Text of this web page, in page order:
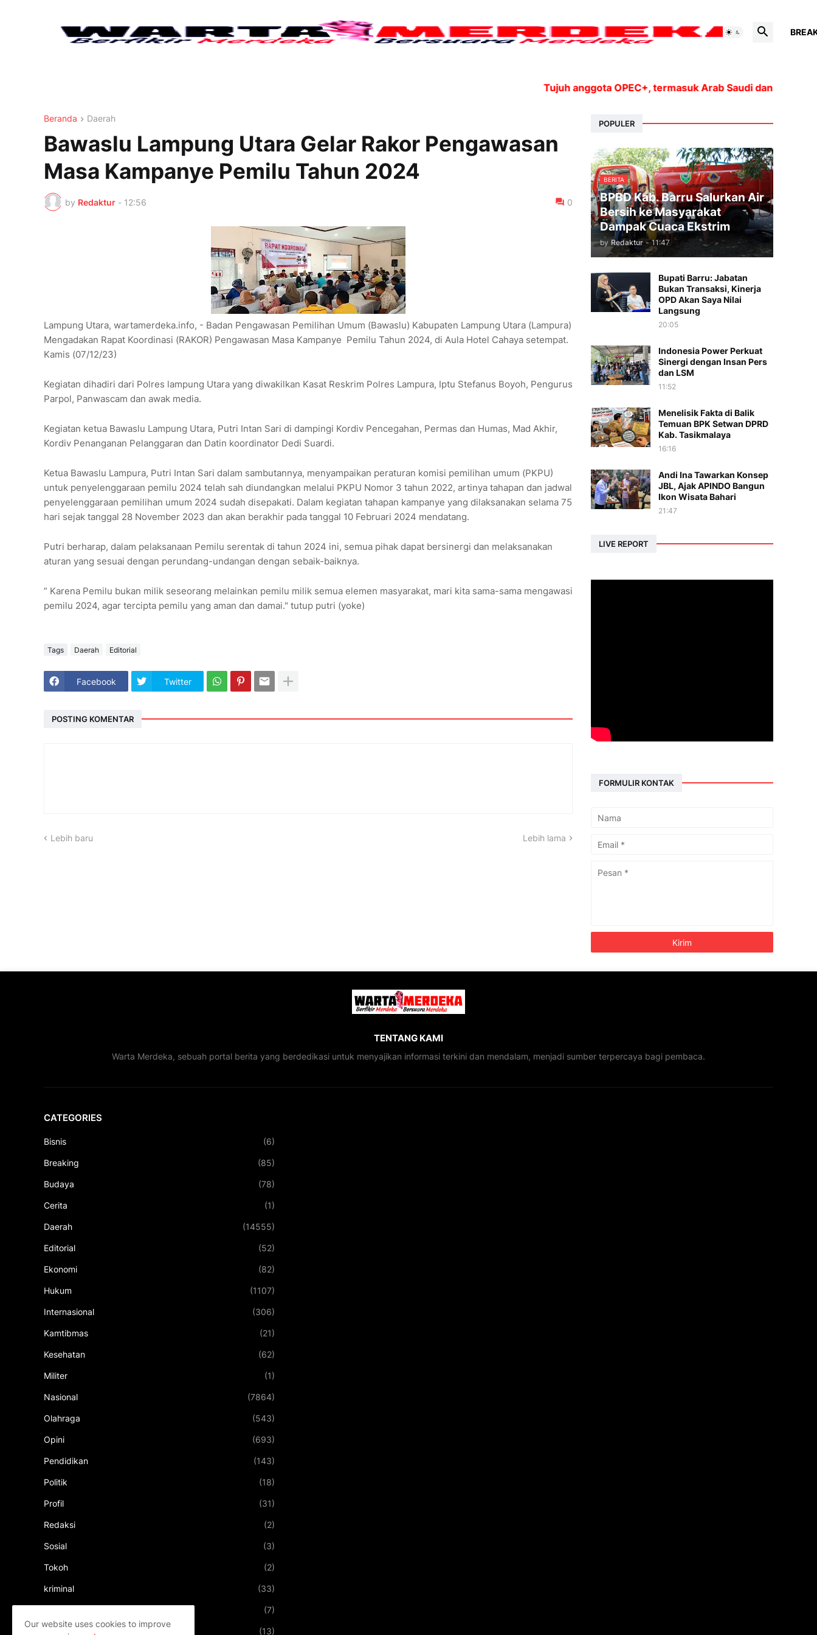
Tujuh anggota OPEC+, termasuk Arab Saudi dan Rusia,
Beranda Daerah
Bawaslu Lampung Utara Gelar Rakor Pengawasan
Masa Kampanye Pemilu Tahun 2024
by Redaktur - 12:56 0
Lampung Utara, wartamerdeka.info, - Badan Pengawasan Pemilihan Umum (Bawaslu) Kabupaten Lampung Utara (Lampura)
Mengadakan Rapat Koordinasi (RAKOR) Pengawasan Masa Kampanye Pemilu Tahun 2024, di Aula Hotel Cahaya setempat.
Kamis (07/12/23)
Kegiatan dihadiri dari Polres lampung Utara yang diwakilkan Kasat Reskrim Polres Lampura, Iptu Stefanus Boyoh, Pengurus
Parpol, Panwascam dan awak media.
Kegiatan ketua Bawaslu Lampung Utara, Putri Intan Sari di dampingi Kordiv Pencegahan, Permas dan Humas, Mad Akhir,
Kordiv Penanganan Pelanggaran dan Datin koordinator Dedi Suardi.
Ketua Bawaslu Lampura, Putri Intan Sari dalam sambutannya, menyampaikan peraturan komisi pemilihan umum (PKPU)
untuk penyelenggaraan pemilu 2024 telah sah diundangkan melalui PKPU Nomor 3 tahun 2022, artinya tahapan dan jadwal
penyelenggaraan pemilihan umum 2024 sudah disepakati. Dalam kegiatan tahapan kampanye yang dilaksanakan selama 75
hari sejak tanggal 28 November 2023 dan akan berakhir pada tanggal 10 Februari 2024 mendatang.
Putri berharap, dalam pelaksanaan Pemilu serentak di tahun 2024 ini, semua pihak dapat bersinergi dan melaksanakan
aturan yang sesuai dengan perundang-undangan dengan sebaik-baiknya.
” Karena Pemilu bukan milik seseorang melainkan pemilu milik semua elemen masyarakat, mari kita sama-sama mengawasi
pemilu 2024, agar tercipta pemilu yang aman dan damai." tutup putri (yoke)
Tags Daerah Editorial
Facebook Twitter
POSTING KOMENTAR
Lebih baru Lebih lama
POPULER
BERITA
BPBD Kab. Barru Salurkan Air
Bersih ke Masyarakat
Dampak Cuaca Ekstrim
by Redaktur - 11:47
Bupati Barru: Jabatan
Bukan Transaksi, Kinerja
OPD Akan Saya Nilai
Langsung
20:05
Indonesia Power Perkuat
Sinergi dengan Insan Pers
dan LSM
11:52
Menelisik Fakta di Balik
Temuan BPK Setwan DPRD
Kab. Tasikmalaya
16:16
Andi Ina Tawarkan Konsep
JBL, Ajak APINDO Bangun
Ikon Wisata Bahari
21:47
LIVE REPORT
FORMULIR KONTAK
TENTANG KAMI
Warta Merdeka, sebuah portal berita yang berdedikasi untuk menyajikan informasi terkini dan mendalam, menjadi sumber terpercaya bagi pembaca.
CATEGORIES
Bisnis (6)
Breaking (85)
Budaya (78)
Cerita (1)
Daerah (14555)
Editorial (52)
Ekonomi (82)
Hukum (1107)
Internasional (306)
Kamtibmas (21)
Kesehatan (62)
Militer (1)
Nasional (7864)
Olahraga (543)
Opini (693)
Pendidikan (143)
Politik (18)
Profil (31)
Redaksi (2)
Sosial (3)
Tokoh (2)
kriminal (33)
(7)
pariwisata (13)
Our website uses cookies to improve